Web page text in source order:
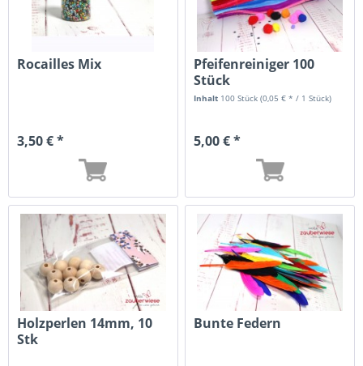
Rocailles Mix
3,50 € *
Pfeifenreiniger 100
Stück
Inhalt 100 Stück(0,05 € * / 1 Stück)
5,00 € *
Holzperlen 14mm, 10
Stk
Bunte Federn